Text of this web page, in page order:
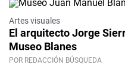
Artes visuales
El arquitecto Jorge
Museo Blanes
POR REDACCIÓN BÚSQUEDA